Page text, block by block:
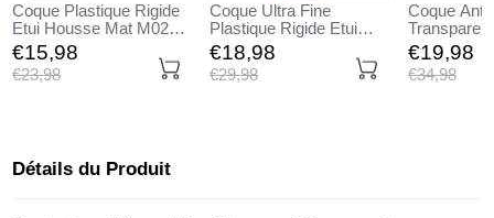
Coque Plastique Rigide
Etui Housse Mat M02
pour Apple iPhone 14
Pro Max Noir
€15,98
€23,98
Coque Ultra Fine
Plastique Rigide Etui
Housse Transparente
U02 pour Apple iPhone
14 Pro Max Bleu
€18,98
€29,98
Coque
Etui
Apple
Max Bleu
€19,98
€34,98
Détails du Produit